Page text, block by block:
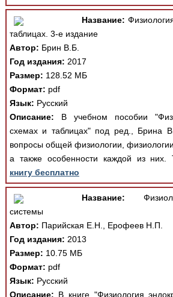
Название:
таблицах. 3-е издание
Автор: Брин В.Б.
Год издания: 2017
Размер: 128.52 МБ
Формат: pdf
Язык: Русский
Описание: В учебном пособии
схемах и таблицах" под ред., Брина
вопросы общей физиологии,
а также особенности каждой из
книгу бесплатно
Название:
системы
Автор: Парийская Е.Н., Ерофеев Н.П.
Год издания: 2013
Размер: 10.75 МБ
Формат: pdf
Язык: Русский
Описание: В книге "Физиология